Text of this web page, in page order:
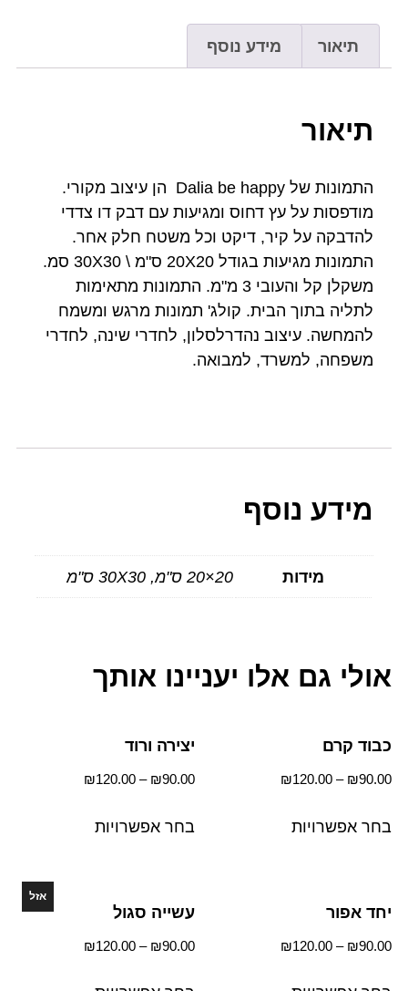
תיאור מידע נוסף
תיאור
התמונות של Dalia be happy הן עיצוב מקורי.
מודפסות על עץ דחוס ומגיעות עם דבק דו צדדי
להדבקה על קיר, דיקט וכל משטח חלק אחר.
התמונות מגיעות בגודל 20X20 ס"מ \ 30X30 סמ.
משקלן קל והעובי 3 מ"מ. התמונות מתאימות
לתליה בתוך הבית. קולג' תמונות מרגש ומשמח
להמחשה. עיצוב נהדרלסלון, לחדרי שינה, לחדרי
משפחה, למשרד, למבואה.
מידע נוסף
מידות 20×20 ס"מ, 30X30 ס"מ
אולי גם אלו יעניינו אותך
כבוד קרם
₪90.00
–
₪120.00
בחר אפשרויות
יצירה ורוד
₪90.00
–
₪120.00
בחר אפשרויות
יחד אפור
₪90.00
–
₪120.00
אזל
עשייה סגול
₪90.00
–
₪120.00